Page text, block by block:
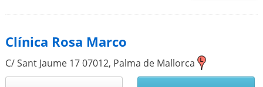
Clínica Rosa Marco
C/ Sant Jaume 1707012, Palma de Mallorca